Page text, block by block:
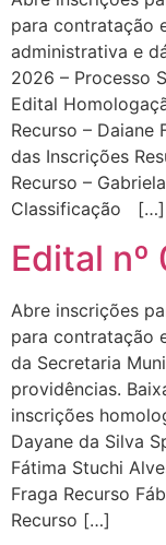
para contratação
administrativa e
2026 – Processo
Edital
Recurso – Daiane
das Inscrições
Recurso –
Classificação […]
Edital
Abre inscrições
para contratação
da Secretaria
providências.
inscrições
Dayane da Silva
Fátima Stuchi
Fraga Recurso
Recurso […]